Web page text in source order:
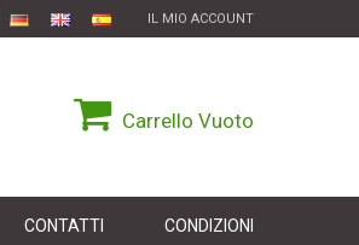
IL MIO ACCOUNT
Carrello Vuoto
CONTATTI CONDIZIONI